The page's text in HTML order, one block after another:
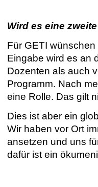
Wird es eine
Für GETI
Eingabe wird es an
Dozenten als auch
Programm. Nach
eine Rolle. Das gilt
Dies ist aber ein
Wir haben vor Ort
ansetzen und uns
dafür ist ein